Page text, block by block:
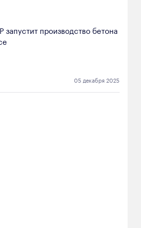
производство бетона
05 декабря 2025